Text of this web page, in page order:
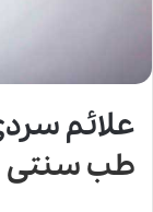
علائم
طب سنتی